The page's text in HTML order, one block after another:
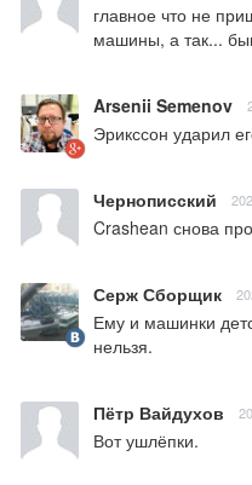
главное что не
машины, а так...
Arsenii Semenov
Эрикссон ударил
Чернописский
Crashean снова
Серж Сборщик
Ему и машинки
нельзя.
Пётр Вайдухов
Вот ушлёпки.